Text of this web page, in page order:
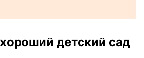
детский сад